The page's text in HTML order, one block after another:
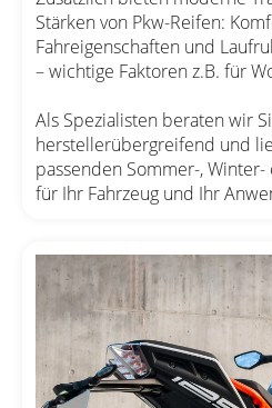
Stärken von Pkw-Reifen:
Fahreigenschaften und
– wichtige Faktoren z.B. für
Als Spezialisten beraten wir
herstellerübergreifend und
passenden Sommer-,
für Ihr Fahrzeug und Ihr